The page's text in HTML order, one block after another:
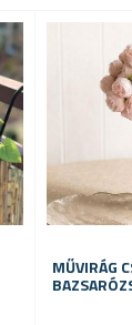
MŰVIRÁG